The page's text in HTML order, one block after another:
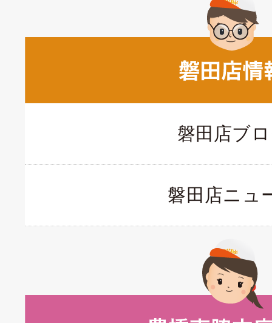
磐田店ブ
磐田店ニュ